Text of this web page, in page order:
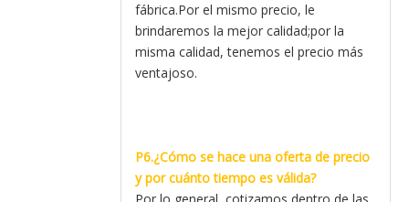
fábrica.Por el mismo precio, le
brindaremos la mejor calidad;por la
misma calidad, tenemos el precio más
ventajoso.
P6.¿Cómo se hace una oferta de precio
y por cuánto tiempo es válida?